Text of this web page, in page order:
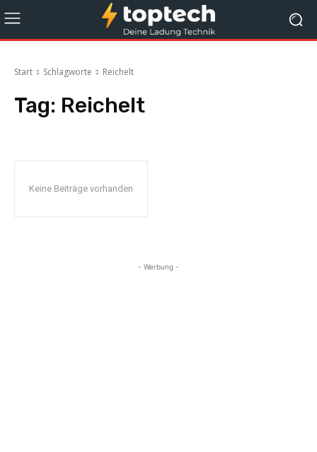
Start Schlagworte Reichelt
Tag: Reichelt
Keine Beiträge vorhanden
- Werbung -